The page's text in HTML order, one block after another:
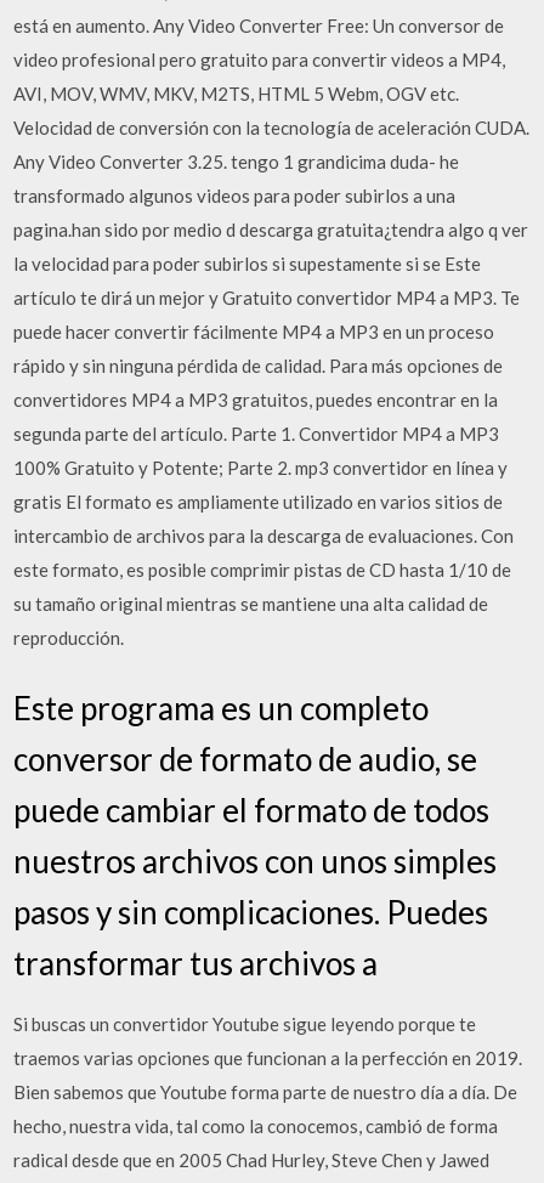
está en aumento. Any Video Converter Free: Un conversor de
video profesional pero gratuito para convertir videos a MP4,
AVI, MOV, WMV, MKV, M2TS, HTML 5 Webm, OGV etc.
Velocidad de conversión con la tecnología de aceleración CUDA.
Any Video Converter 3.25. tengo 1 grandicima duda- he
transformado algunos videos para poder subirlos a una
pagina.han sido por medio d descarga gratuita¿tendra algo q ver
la velocidad para poder subirlos si supestamente si se Este
artículo te dirá un mejor y Gratuito convertidor MP4 a MP3. Te
puede hacer convertir fácilmente MP4 a MP3 en un proceso
rápido y sin ninguna pérdida de calidad. Para más opciones de
convertidores MP4 a MP3 gratuitos, puedes encontrar en la
segunda parte del artículo. Parte 1. Convertidor MP4 a MP3
100% Gratuito y Potente; Parte 2. mp3 convertidor en línea y
gratis El formato es ampliamente utilizado en varios sitios de
intercambio de archivos para la descarga de evaluaciones. Con
este formato, es posible comprimir pistas de CD hasta 1/10 de
su tamaño original mientras se mantiene una alta calidad de
reproducción.
Este programa es un completo
conversor de formato de audio, se
puede cambiar el formato de todos
nuestros archivos con unos simples
pasos y sin complicaciones. Puedes
transformar tus archivos a
Si buscas un convertidor Youtube sigue leyendo porque te
traemos varias opciones que funcionan a la perfección en 2019.
Bien sabemos que Youtube forma parte de nuestro día a día. De
hecho, nuestra vida, tal como la conocemos, cambió de forma
radical desde que en 2005 Chad Hurley, Steve Chen y Jawed